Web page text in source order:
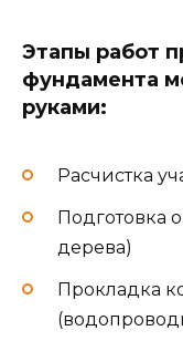
Этапы работ
фундамента
руками:
Расчистка
Подготовка
дерева)
Прокладка